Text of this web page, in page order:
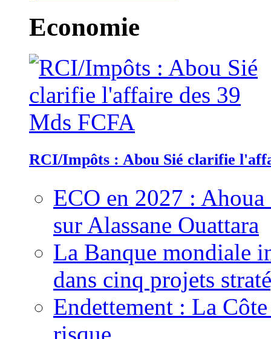
Economie
RCI/Impôts : Abou Sié clarifie
ECO en 2027 :
sur Alassane Ouattara
La Banque mondiale
dans cinq projets
Endettement : La
risque